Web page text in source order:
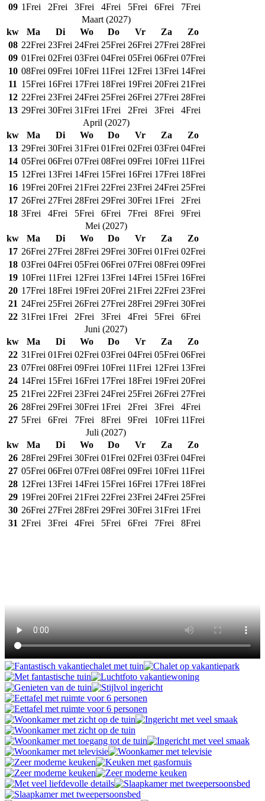
09 1Frei 2Frei 3Frei 4Frei 5Frei 6Frei 7Frei
Maart(2027)
kw
Ma Di Wo Do Vr Za
Zo
08 22Frei 23Frei 24Frei 25Frei 26Frei 27Frei 28Frei
09 01Frei 02Frei 03Frei 04Frei 05Frei 06Frei 07Frei
10 08Frei 09Frei 10Frei 11Frei 12Frei 13Frei 14Frei
11 15Frei 16Frei 17Frei 18Frei 19Frei 20Frei 21Frei
12 22Frei 23Frei 24Frei 25Frei 26Frei 27Frei 28Frei
13 29Frei 30Frei 31Frei 1Frei 2Frei 3Frei 4Frei
April (2027)
kw
Ma Di Wo Do Vr Za
Zo
13 29Frei 30Frei 31Frei 01Frei 02Frei 03Frei 04Frei
14 05Frei 06Frei 07Frei 08Frei 09Frei 10Frei 11Frei
15 12Frei 13Frei 14Frei 15Frei 16Frei 17Frei 18Frei
16 19Frei 20Frei 21Frei 22Frei 23Frei 24Frei 25Frei
17 26Frei 27Frei 28Frei 29Frei 30Frei 1Frei 2Frei
18 3Frei 4Frei 5Frei 6Frei 7Frei 8Frei 9Frei
Mei (2027)
kw
Ma Di Wo Do Vr Za
Zo
17 26Frei 27Frei 28Frei 29Frei 30Frei 01Frei 02Frei
18 03Frei 04Frei 05Frei 06Frei 07Frei 08Frei 09Frei
19 10Frei 11Frei 12Frei 13Frei 14Frei 15Frei 16Frei
20 17Frei 18Frei 19Frei 20Frei 21Frei 22Frei 23Frei
21 24Frei 25Frei 26Frei 27Frei 28Frei 29Frei 30Frei
22 31Frei 1Frei 2Frei 3Frei 4Frei 5Frei 6Frei
Juni (2027)
kw
Ma Di Wo Do Vr Za
Zo
22 31Frei 01Frei 02Frei 03Frei 04Frei 05Frei 06Frei
23 07Frei 08Frei 09Frei 10Frei 11Frei 12Frei 13Frei
24 14Frei 15Frei 16Frei 17Frei 18Frei 19Frei 20Frei
25 21Frei 22Frei 23Frei 24Frei 25Frei 26Frei 27Frei
26 28Frei 29Frei 30Frei 1Frei 2Frei 3Frei 4Frei
27 5Frei 6Frei 7Frei 8Frei 9Frei 10Frei 11Frei
Juli (2027)
kw
Ma Di Wo Do Vr Za
Zo
26 28Frei 29Frei 30Frei 01Frei 02Frei 03Frei 04Frei
27 05Frei 06Frei 07Frei 08Frei 09Frei 10Frei 11Frei
28 12Frei 13Frei 14Frei 15Frei 16Frei 17Frei 18Frei
29 19Frei 20Frei 21Frei 22Frei 23Frei 24Frei 25Frei
30 26Frei 27Frei 28Frei 29Frei 30Frei 31Frei 1Frei
31 2Frei 3Frei 4Frei 5Frei 6Frei 7Frei 8Frei